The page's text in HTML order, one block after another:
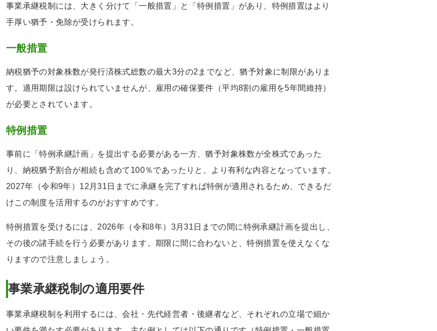
事業承継税制には、大きく分けて「一般措置」と「特例措置」があり、特例措置はより
手厚い猶予・免除が受けられます。
一般措置
納税猶予の対象株数が発行済株式総数の最大3分の2までなど、猶予対象に制限がありま
す。適用期限は設けられていませんが、雇用の確保要件（平均8割の雇用を5年間維持）
が必要とされています。
特例措置
事前に「特例承継計画」を提出する必要がある一方、猶予対象株数が全株式であった
り、納税猶予割合が相続も含めて100％であったりと、より有利な内容となっています。
2027年（令和9年）12月31日までに承継を完了すれば特例が適用されるため、できるだ
けこの制度を活用するのがおすすめです。
特例措置を受けるには、2026年（令和8年）3月31日までの間に特例承継計画を提出し、
その後の諸手続を行う必要があります。期限に間に合わないと、特例措置を使えなくな
りますので注意しましょう。
事業承継税制の適用要件
事業承継税制を利用するには、会社・先代経営者・後継者など、それぞれの立場で細か